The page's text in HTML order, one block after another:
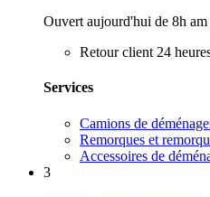
Ouvert aujourd'hui de 8h
Retour client 24
Services
Camions de
Remorques et
Accessoires de
3